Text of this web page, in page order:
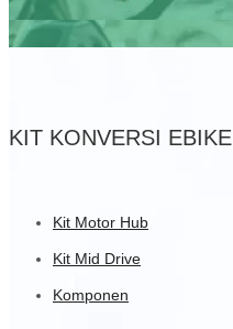
KIT KONVERSI EBIKE
Kit Motor Hub
Kit Mid Drive
Komponen